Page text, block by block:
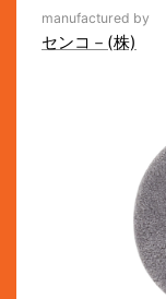
manufactured by
センコ－(株)